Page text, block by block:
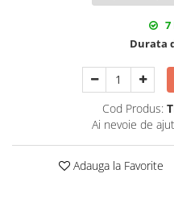
7
Durata
Cod Produs:
Ai nevoie de
Adauga la Favorite